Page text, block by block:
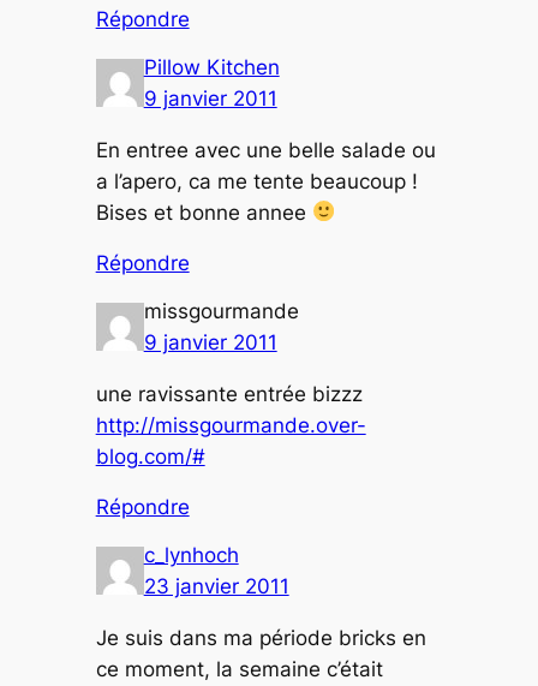
Répondre
Pillow Kitchen
9 janvier 2011
En entree avec une belle salade ou
a l’apero, ca me tente beaucoup !
Bises et bonne annee
Répondre
missgourmande
9 janvier 2011
une ravissante entrée bizzz
http://missgourmande.over-
blog.com/#
Répondre
c_lynhoch
23 janvier 2011
Je suis dans ma période bricks en
ce moment, la semaine c’était